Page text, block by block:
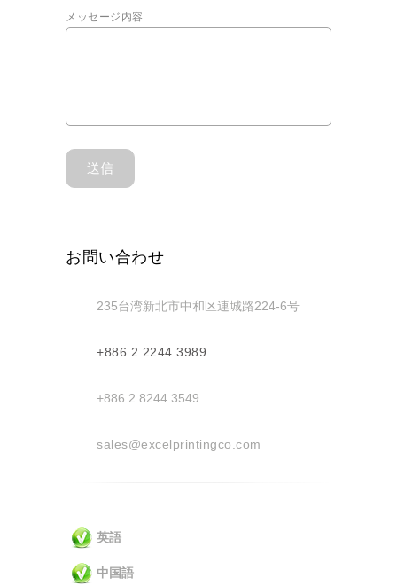
メッセージ内容
お問い合わせ
235台湾新北市中和区連城路224-6号
+886 2 2244 3989
+886 2 8244 3549
sales@excelprintingco.com
英語
中国語